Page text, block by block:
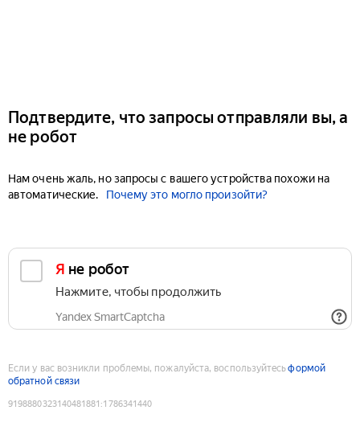
Подтвердите, что запросы отправляли вы, а
не робот
Нам очень жаль, но запросы с вашего устройства похожи на
автоматические.
Почему это могло произойти?
Я не робот
Нажмите, чтобы продолжить
Yandex SmartCaptcha
Если у вас возникли проблемы, пожалуйста, воспользуйтесьформой
обратной связи
9198880323140481881 :1786341440